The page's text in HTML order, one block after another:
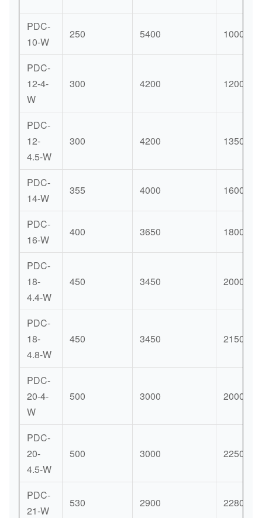
PDC-
10-W
250 5400 1000
PDC-
12-4-
W
300 4200 1200
PDC-
12-
4.5-W
300 4200 1350
PDC-
14-W
355 4000 1600
PDC-
16-W
400 3650 1800
PDC-
18-
4.4-W
450 3450 2000
PDC-
18-
4.8-W
450 3450 2150
PDC-
20-4-
W
500 3000 2000
PDC-
20-
4.5-W
500 3000 2250
PDC-
21-W
530 2900 2280